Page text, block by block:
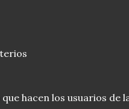
hacen los usuarios de